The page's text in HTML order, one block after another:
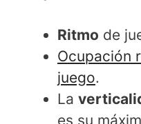
Ritmo de
Ocupación
juego.
La
es su